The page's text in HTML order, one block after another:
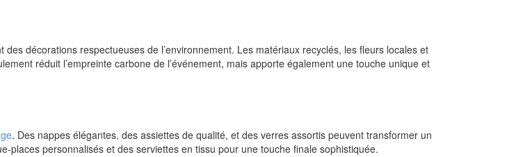
décorations respectueuses de l’environnement. Les matériaux recyclés, les fleurs locales et
réduit l’empreinte carbone de l’événement, mais apporte également une touche unique et
. Des nappes élégantes, des assiettes de qualité, et des verres assortis peuvent transformer un
personnalisés et des serviettes en tissu pour une touche finale sophistiquée.